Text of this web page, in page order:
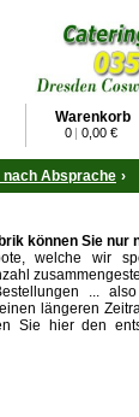
Warenkorb
0 | 0,00 €
nach Absprache ›
können Sie nur
welche wir
...
längeren
Sie hier den